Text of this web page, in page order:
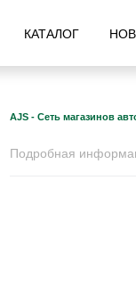
КАТАЛОГ
AJS - Сеть магазинов
Подробная